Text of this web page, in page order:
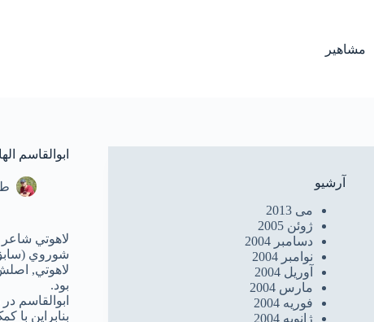
مشاهیر
ابوالقاسم
لاهوتي
بود.
ابوالقاسم
بنابراين
آرشیو
می 2013
ژوئن 2005
دسامبر 2004
نوامبر 2004
آوریل 2004
مارس 2004
فوریه 2004
ژانویه 2004